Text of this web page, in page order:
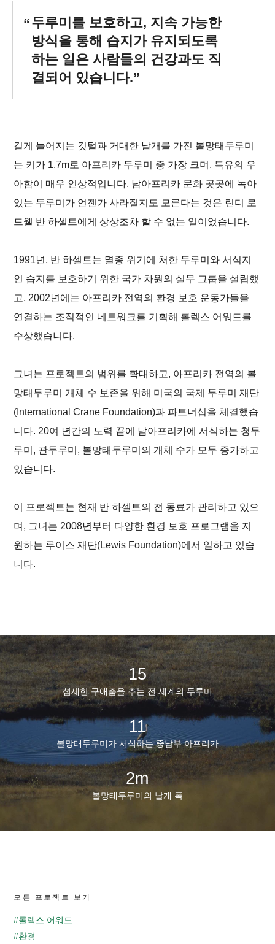
두루미를 보호하고, 지속 가능한
방식을 통해 습지가 유지되도록
하는 일은 사람들의 건강과도 직
결되어 있습니다.
길게 늘어지는 깃털과 거대한 날개를 가진 볼망태두루미
는 키가 1.7m로 아프리카 두루미 중 가장 크며, 특유의 우
아함이 매우 인상적입니다. 남아프리카 문화 곳곳에 녹아
있는 두루미가 언젠가 사라질지도 모른다는 것은 린디 로
드웰 반 하셀트에게 상상조차 할 수 없는 일이었습니다.
1991년, 반 하셀트는 멸종 위기에 처한 두루미와 서식지
인 습지를 보호하기 위한 국가 차원의 실무 그룹을 설립했
고, 2002년에는 아프리카 전역의 환경 보호 운동가들을
연결하는 조직적인 네트워크를 기획해 롤렉스 어워드를
수상했습니다.
그녀는 프로젝트의 범위를 확대하고, 아프리카 전역의 볼
망태두루미 개체 수 보존을 위해 미국의 국제 두루미 재단
(International Crane Foundation)과 파트너십을 체결했습
니다. 20여 년간의 노력 끝에 남아프리카에 서식하는 청두
루미, 관두루미, 볼망태두루미의 개체 수가 모두 증가하고
있습니다.
이 프로젝트는 현재 반 하셀트의 전 동료가 관리하고 있으
며, 그녀는 2008년부터 다양한 환경 보호 프로그램을 지
원하는 루이스 재단(Lewis Foundation)에서 일하고 있습
니다.
15
섬세한 구애춤을 추는 전 세계의 두루미
11
볼망태두루미가 서식하는 중남부 아프리카
2m
볼망태두루미의 날개 폭
모든 프로젝트 보기
#롤렉스 어워드
#환경